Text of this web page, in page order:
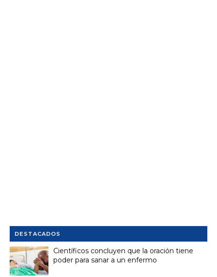
DESTACADOS
Científicos concluyen que la oración tiene
poder para sanar a un enfermo